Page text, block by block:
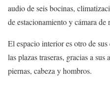
audio de seis bocinas,
de estacionamiento y cámara de
El espacio interior es otro de
las plazas traseras, gracias a sus
piernas, cabeza y hombros.